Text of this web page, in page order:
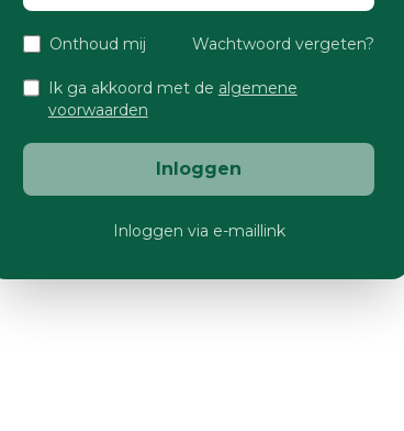
Onthoud mij Wachtwoord vergeten?
Ik ga akkoord met de algemene
voorwaarden
Inloggen
Inloggen via e-maillink